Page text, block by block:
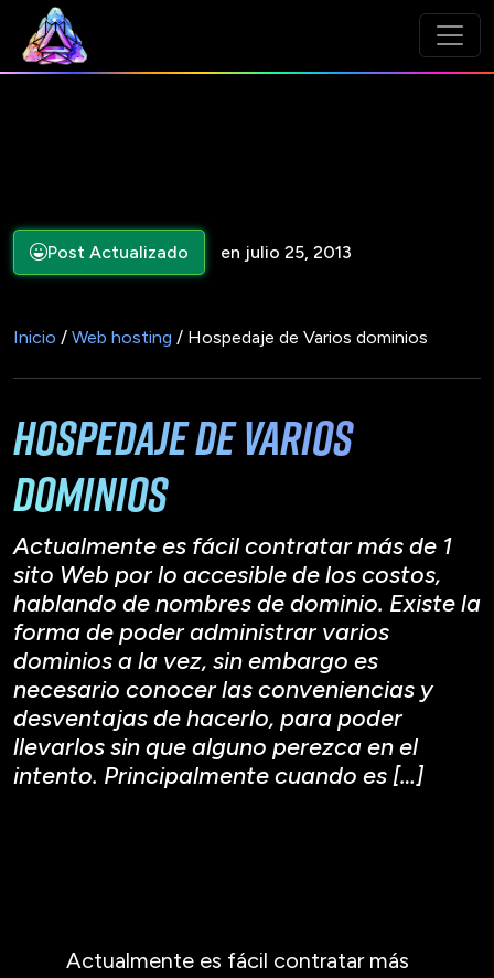
Post Actualizado en julio 25, 2013
Inicio / Web hosting / Hospedaje de Varios dominios
Hospedaje de Varios
dominios
Actualmente es fácil contratar más de 1
sito Web por lo accesible de los costos,
hablando de nombres de dominio. Existe la
forma de poder administrar varios
dominios a la vez, sin embargo es
necesario conocer las conveniencias y
desventajas de hacerlo, para poder
llevarlos sin que alguno perezca en el
intento. Principalmente cuando es […]
Actualmente es fácil contratar más